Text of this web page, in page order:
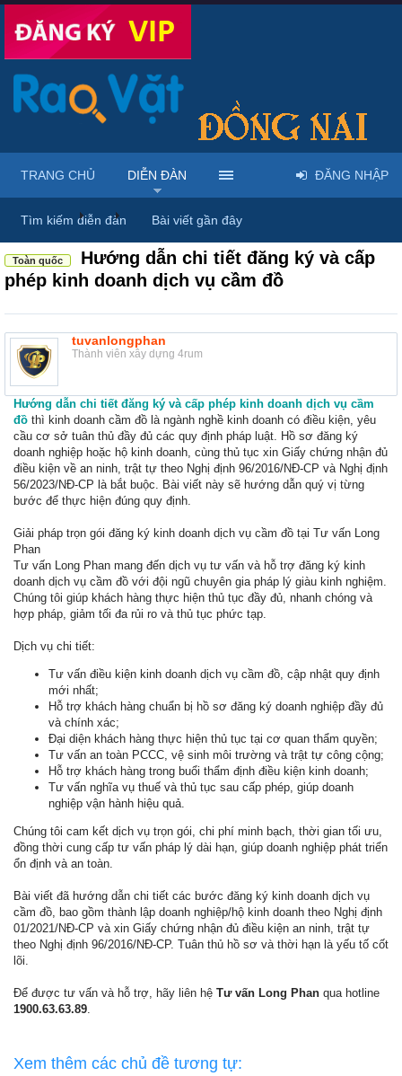
Diễn đàn ... Rao vặt tổng hợp - Uy tín - Miễn phí
Toàn quốc
Hướng dẫn chi tiết đăng ký và cấp
phép kinh doanh dịch vụ cầm đồ
tuvanlongphan
Thành viên xây dựng 4rum
Hướng dẫn chi tiết đăng ký và cấp phép kinh doanh dịch vụ cầm
đồ thì kinh doanh cầm đồ là ngành nghề kinh doanh có điều kiện, yêu
cầu cơ sở tuân thủ đầy đủ các quy định pháp luật. Hồ sơ đăng ký
doanh nghiệp hoặc hộ kinh doanh, cùng thủ tục xin Giấy chứng nhận đủ
điều kiện về an ninh, trật tự theo Nghị định 96/2016/NĐ-CP và Nghị định
56/2023/NĐ-CP là bắt buộc. Bài viết này sẽ hướng dẫn quý vị từng
bước để thực hiện đúng quy định.
Giải pháp trọn gói đăng ký kinh doanh dịch vụ cầm đồ tại Tư vấn Long
Phan
Tư vấn Long Phan mang đến dịch vụ tư vấn và hỗ trợ đăng ký kinh
doanh dịch vụ cầm đồ với đội ngũ chuyên gia pháp lý giàu kinh nghiệm.
Chúng tôi giúp khách hàng thực hiện thủ tục đầy đủ, nhanh chóng và
hợp pháp, giảm tối đa rủi ro và thủ tục phức tạp.
Dịch vụ chi tiết:
Tư vấn điều kiện kinh doanh dịch vụ cầm đồ, cập nhật quy định
mới nhất;
Hỗ trợ khách hàng chuẩn bị hồ sơ đăng ký doanh nghiệp đầy đủ
và chính xác;
Đại diện khách hàng thực hiện thủ tục tại cơ quan thẩm quyền;
Tư vấn an toàn PCCC, vệ sinh môi trường và trật tự công cộng;
Hỗ trợ khách hàng trong buổi thẩm định điều kiện kinh doanh;
Tư vấn nghĩa vụ thuế và thủ tục sau cấp phép, giúp doanh
nghiệp vận hành hiệu quả.
Chúng tôi cam kết dịch vụ trọn gói, chi phí minh bạch, thời gian tối ưu,
đồng thời cung cấp tư vấn pháp lý dài hạn, giúp doanh nghiệp phát triển
ổn định và an toàn.
Bài viết đã hướng dẫn chi tiết các bước đăng ký kinh doanh dịch vụ
cầm đồ, bao gồm thành lập doanh nghiệp/hộ kinh doanh theo Nghị định
01/2021/NĐ-CP và xin Giấy chứng nhận đủ điều kiện an ninh, trật tự
theo Nghị định 96/2016/NĐ-CP. Tuân thủ hồ sơ và thời hạn là yếu tố cốt
lõi.
Để được tư vấn và hỗ trợ, hãy liên hệ Tư vấn Long Phan qua hotline
1900.63.63.89.
Xem thêm các chủ đề tương tự:
TRANG CHỦ DIỄN ĐÀN
Tìm kiếm diễn đàn Bài viết gần đây
ĐĂNG NHẬP